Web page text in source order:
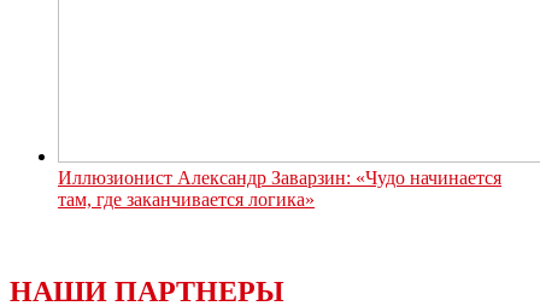
Иллюзионист Александр Заварзин: «Чудо начинается
там, где заканчивается логика»
НАШИ ПАРТНЕРЫ